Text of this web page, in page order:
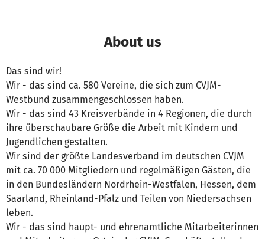
About us
Das sind wir!
Wir - das sind ca. 580 Vereine, die sich zum CVJM-
Westbund zusammengeschlossen haben.
Wir - das sind 43 Kreisverbände in 4 Regionen, die durch
ihre überschaubare Größe die Arbeit mit Kindern und
Jugendlichen gestalten.
Wir sind der größte Landesverband im deutschen CVJM
mit ca. 70 000 Mitgliedern und regelmäßigen Gästen, die
in den Bundesländern Nordrhein-Westfalen, Hessen, dem
Saarland, Rheinland-Pfalz und Teilen von Niedersachsen
leben.
Wir - das sind haupt- und ehrenamtliche Mitarbeiterinnen